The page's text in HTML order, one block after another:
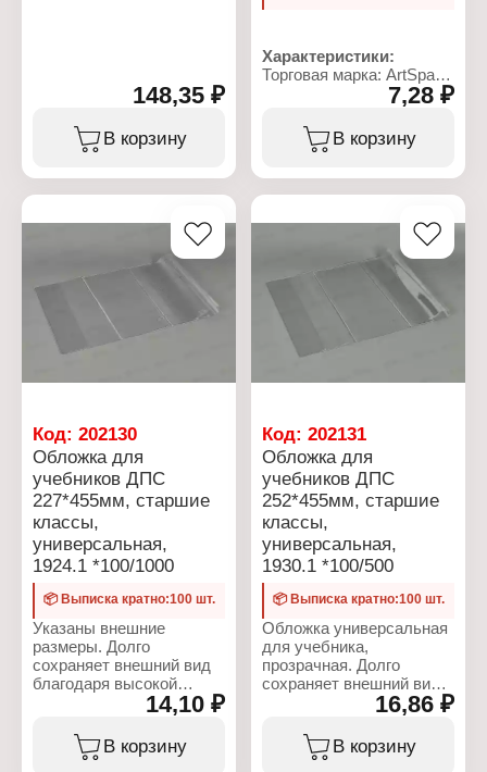
язык 2 шт - 292х442 мм
Характеристики:
Торговая марка: Пифагор
Тип товара: Обложка
тетрадей и учебников
Вариация: набор
обложек
Количество: 15 шт
Материал: полипропилен
Цвет: прозрачный
Плотность: 80 мкм
148,35 ₽
В корзину
Характеристики:
Торговая марка: ArtSpace
Тип товара: Обложка
Назначение: для
учебников младших
Размер: 280х450 мм
Особенность: с липким
Материал: ПП
Плотность: 70 мкм
Цвет: прозрачная
7,28 ₽
В корзину
Код: 202130
Обложка для
учебников ДПС
227*455мм, старшие
классы,
универсальная,
1924.1 *100/1000
📦 Выписка кратно:100 шт.
Указаны внешние
размеры. Долго
сохраняет внешний вид
благодаря высокой
плотности материала -
ПВХ 110 мкм. Прочные
швы, однородный цвет и
толщина. универсальная
14,10 ₽
В корзину
Код:202131
Обложка для
учебников ДПС
252*455мм, старшие
классы,
универсальная,
1930.1 *100/500
📦 Выписка кратно:100 шт.
Обложка универсальная
для учебника,
прозрачная. Долго
сохраняет внешний вид
благодаря высокой
плотности материала.
Каждая школьная
обложка марки
16,86 ₽
В корзину